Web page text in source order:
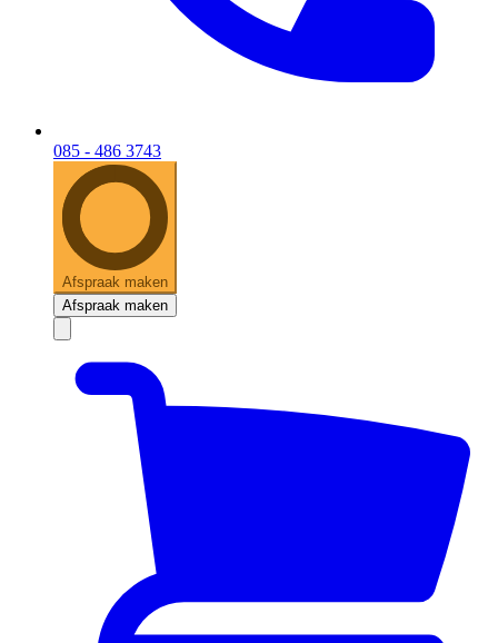
085 - 486 3743
Afspraak maken
Afspraak maken